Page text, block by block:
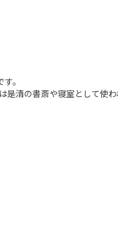
。
清の書斎や寝室として使